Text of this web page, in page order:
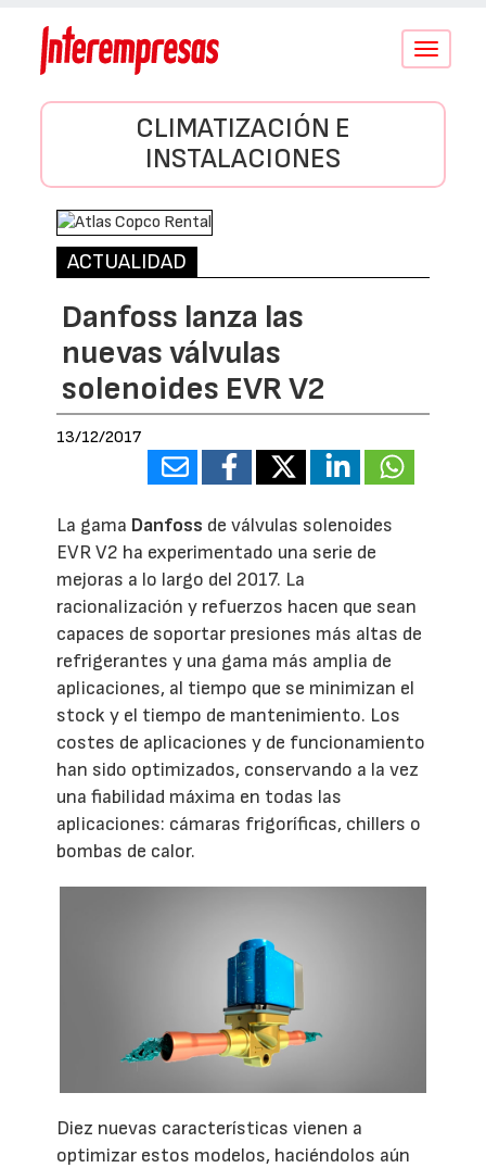
Conmutar
CLIMATIZACIÓN E
INSTALACIONES
ACTUALIDAD
Danfoss lanza las
nuevas válvulas
solenoides EVR V2
13/12/2017
La gama Danfoss de válvulas solenoides
EVR V2 ha experimentado una serie de
mejoras a lo largo del 2017. La
racionalización y refuerzos hacen que sean
capaces de soportar presiones más altas de
refrigerantes y una gama más amplia de
aplicaciones, al tiempo que se minimizan el
stock y el tiempo de mantenimiento. Los
costes de aplicaciones y de funcionamiento
han sido optimizados, conservando a la vez
una fiabilidad máxima en todas las
aplicaciones: cámaras frigoríficas, chillers o
bombas de calor.
Diez nuevas características vienen a
optimizar estos modelos, haciéndolos aún